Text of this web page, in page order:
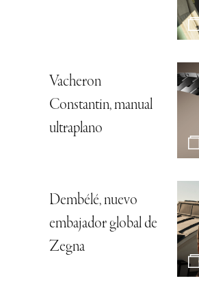
Vacheron
Constantin, manual
ultraplano
Dembélé, nuevo
embajador global de
Zegna